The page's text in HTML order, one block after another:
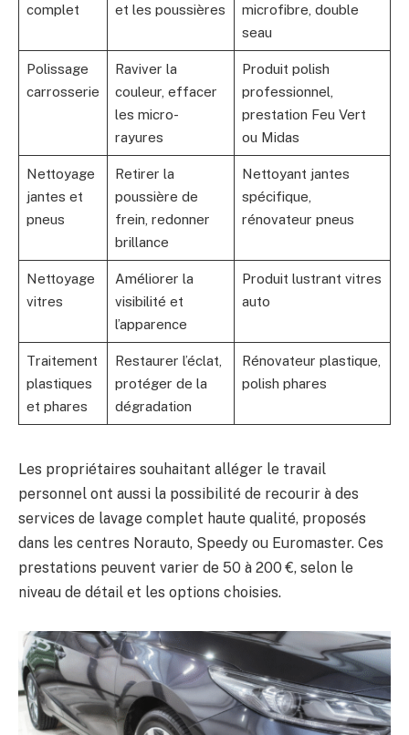
complet
et les poussières
microfibre, double
seau
Polissage
carrosserie
Raviver la
couleur, effacer
les micro-
rayures
Produit polish
professionnel,
prestation Feu Vert
ou Midas
Nettoyage
jantes et
pneus
Retirer la
poussière de
frein, redonner
brillance
Nettoyant jantes
spécifique,
rénovateur pneus
Nettoyage
vitres
Améliorer la
visibilité et
l’apparence
Produit lustrant vitres
auto
Traitement
plastiques
et phares
Restaurer l’éclat,
protéger de la
dégradation
Rénovateur plastique,
polish phares
Les propriétaires souhaitant alléger le travail
personnel ont aussi la possibilité de recourir à des
services de lavage complet haute qualité, proposés
dans les centres Norauto, Speedy ou Euromaster. Ces
prestations peuvent varier de 50 à 200 €, selon le
niveau de détail et les options choisies.